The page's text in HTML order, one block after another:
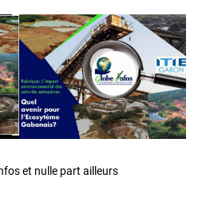
et nulle part ailleurs